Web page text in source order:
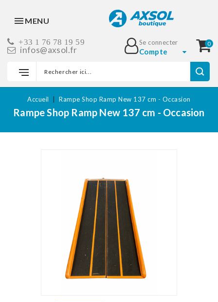
MENU
+33 1 76 78 19 59
infos@axsol.fr
0
Se connecter
Compte
Rampe Shop Ramp New 137 cm - Occasion
Accueil Rampe Shop Ramp New 137 cm - Occasion